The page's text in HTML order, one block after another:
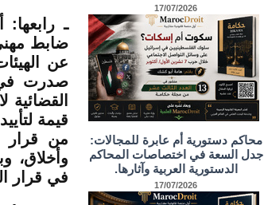
ـ
ضابط
عن
صدرت في
قيمة
من قرار
وأخلاق،
في قرار
17/07/2026
محاكم دستورية أم عابرة للمجالات:
جدل السعة في اختصاصات المحاكم
الدستورية العربية وآثارها.
17/07/2026